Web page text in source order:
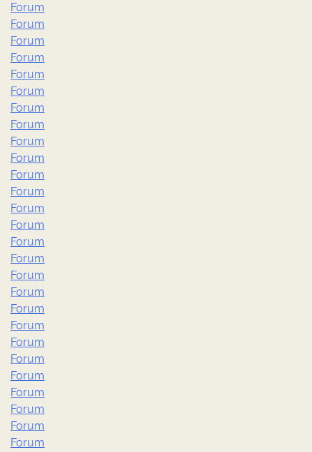
Forum
Forum
Forum
Forum
Forum
Forum
Forum
Forum
Forum
Forum
Forum
Forum
Forum
Forum
Forum
Forum
Forum
Forum
Forum
Forum
Forum
Forum
Forum
Forum
Forum
Forum
Forum